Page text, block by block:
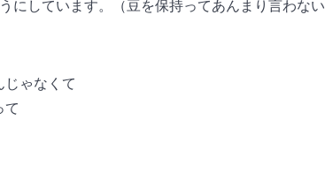
にしています。（豆を保持ってあんまり言わない
じゃなくて
て